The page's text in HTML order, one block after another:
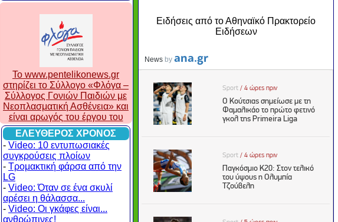
To www.pentelikonews.gr
στηρίζει το Σύλλογο «Φλόγα –
Σύλλογος Γονιών Παιδιών με
Νεοπλασματική Ασθένεια» και
είναι αρωγός του έργου του
ΕΛΕΥΘΕΡΟΣ ΧΡΟΝΟΣ
- Video: 10 εντυπωσιακές
συγκρούσεις πλοίων
- Τρομακτική φάρσα από την
LG
- Video: Όταν σε ένα σκυλί
αρέσει η θάλασσα...
- Video: Οι γκάφες είναι...
ανθρώπινες!
Ειδήσεις από το Αθηναϊκό Πρακτορείο
Ειδήσεων